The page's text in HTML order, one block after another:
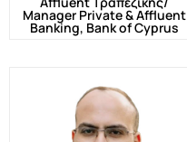
Manager Private & Affluent
Banking, Bank of Cyprus